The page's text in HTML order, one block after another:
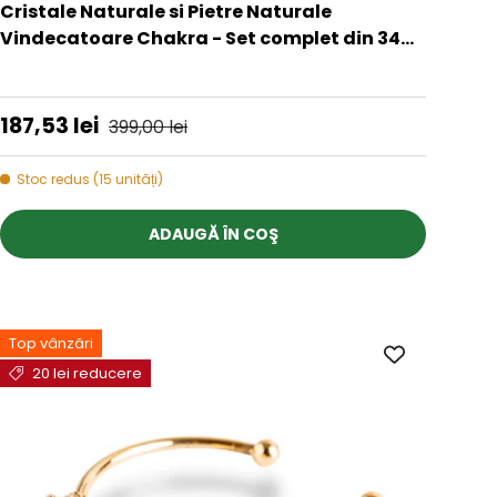
Cristale Naturale si Pietre Naturale
Vindecatoare Chakra - Set complet din 34
Selenit, Lapis, Citrine, Ametist
Preț de vânzare
187,53 lei Preț obișnuit
399,00 lei
Stoc redus (15 unități)
ADAUGĂ ÎN COŞ
Top vânzări
20 lei reducere